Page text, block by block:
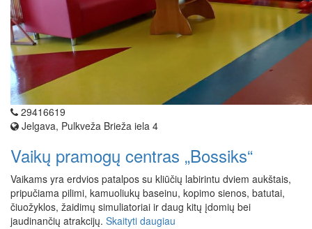
29416619
Jelgava, Pulkveža Brieža iela 4
Vaikų pramogų centras „Bossiks“
Vaikams yra erdvios patalpos su kliūčių labirintu dviem aukštais,
pripučiama pilimi, kamuoliukų baseinu, kopimo sienos, batutai,
čiuožyklos, žaidimų simuliatoriai ir daug kitų įdomių bei
jaudinančių atrakcijų. Skaityti daugiau